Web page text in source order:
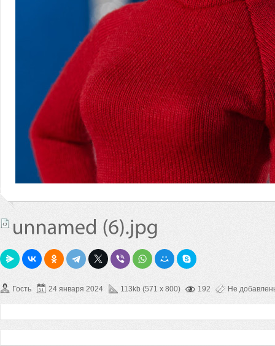
Гость 24 января 2024 113kb (571 x 800) 192 Не